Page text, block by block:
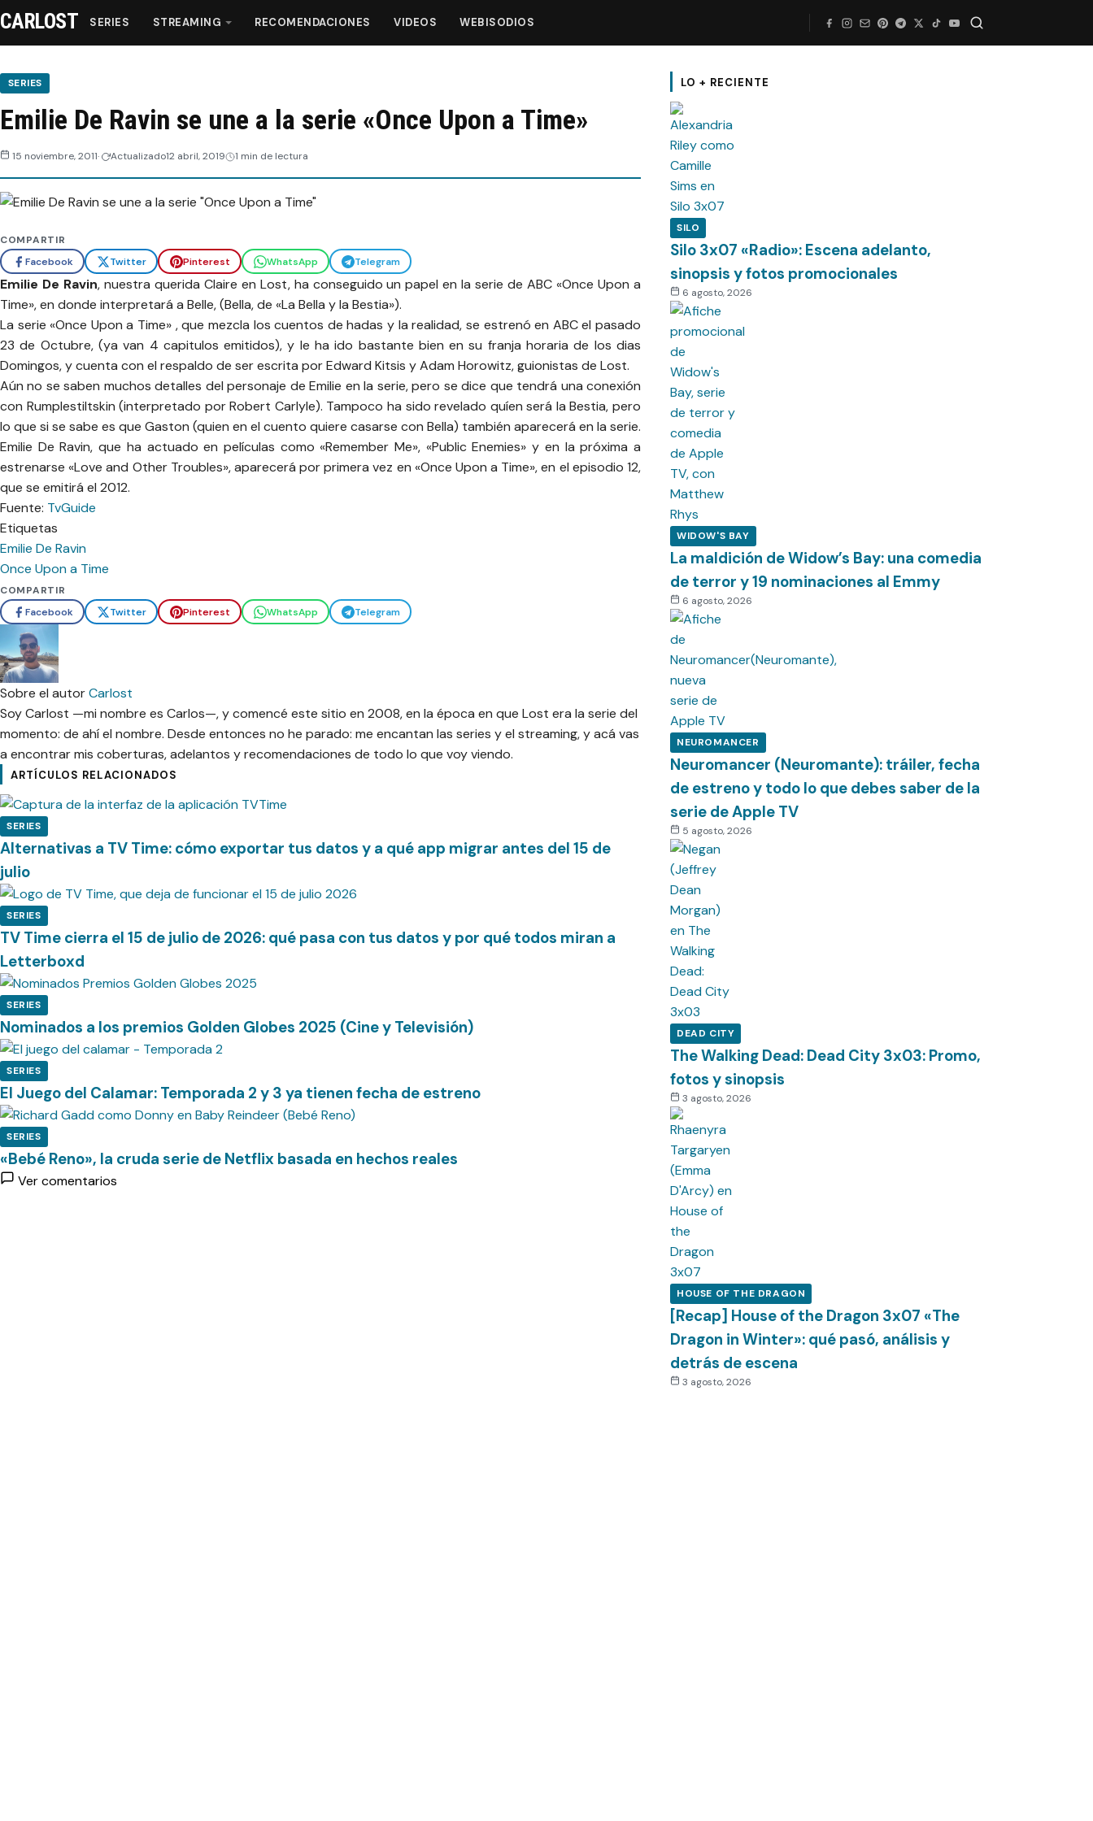
Series
Streaming
Webisodios
CARLOST SERIES STREAMING RECOMENDACIONES VIDEOS WEBISODIOS
SERIES
Emilie De Ravin se une a la serie «Once Upon a Time»
15 noviembre, 2011 Actualizado12 abril, 2019 1 min de lectura
COMPARTIR
Facebook
Twitter Pinterest WhatsApp Telegram
Emilie De Ravin, nuestra querida Claire en Lost, ha conseguido un papel en la serie de ABC «Once Upon a
Time», en donde interpretará a Belle, (Bella, de «La Bella y la Bestia»).
La serie «Once Upon a Time» , que mezcla los cuentos de hadas y la realidad, se estrenó en ABC el pasado
23 de Octubre, (ya van 4 capitulos emitidos), y le ha ido bastante bien en su franja horaria de los dias
Domingos, y cuenta con el respaldo de ser escrita por Edward Kitsis y Adam Horowitz, guionistas de Lost.
Aún no se saben muchos detalles del personaje de Emilie en la serie, pero se dice que tendrá una conexión
con Rumplestiltskin (interpretado por Robert Carlyle). Tampoco ha sido revelado quíen será la Bestia, pero
lo que si se sabe es que Gaston (quien en el cuento quiere casarse con Bella) también aparecerá en la serie.
Emilie De Ravin, que ha actuado en películas como «Remember Me», «Public Enemies» y en la próxima a
estrenarse «Love and Other Troubles», aparecerá por primera vez en «Once Upon a Time», en el episodio 12,
que se emitirá el 2012.
Fuente: TvGuide
Etiquetas
Emilie De Ravin
Once Upon a Time
COMPARTIR
Facebook
Twitter Pinterest WhatsApp Telegram
Sobre el autorCarlost
Soy Carlost —mi nombre es Carlos—, y comencé este sitio en 2008, en la época en que Lost era la serie del
momento: de ahí el nombre. Desde entonces no he parado: me encantan las series y el streaming, y acá vas
a encontrar mis coberturas, adelantos y recomendaciones de todo lo que voy viendo.
ARTÍCULOS RELACIONADOS
SERIES
Alternativas a TV Time: cómo exportar tus datos y a qué app migrar antes del 15 de
julio
SERIES
TV Time cierra el 15 de julio de 2026: qué pasa con tus datos y por qué todos miran a
Letterboxd
SERIES
Nominados a los premios Golden Globes 2025 (Cine y Televisión)
SERIES
El Juego del Calamar: Temporada 2 y 3 ya tienen fecha de estreno
SERIES
«Bebé Reno», la cruda serie de Netflix basada en hechos reales
Ver comentarios
LO + RECIENTE
SILO
Silo 3x07 «Radio»: Escena adelanto,
sinopsis y fotos promocionales
6 agosto, 2026
WIDOW'S BAY
La maldición de Widow’s Bay: una comedia
de terror y 19 nominaciones al Emmy
6 agosto, 2026
NEUROMANCER
Neuromancer (Neuromante): tráiler, fecha
de estreno y todo lo que debes saber de la
serie de Apple TV
5 agosto, 2026
DEAD CITY
The Walking Dead: Dead City 3x03: Promo,
fotos y sinopsis
3 agosto, 2026
HOUSE OF THE DRAGON
[Recap] House of the Dragon 3x07 «The
Dragon in Winter»: qué pasó, análisis y
detrás de escena
3 agosto, 2026